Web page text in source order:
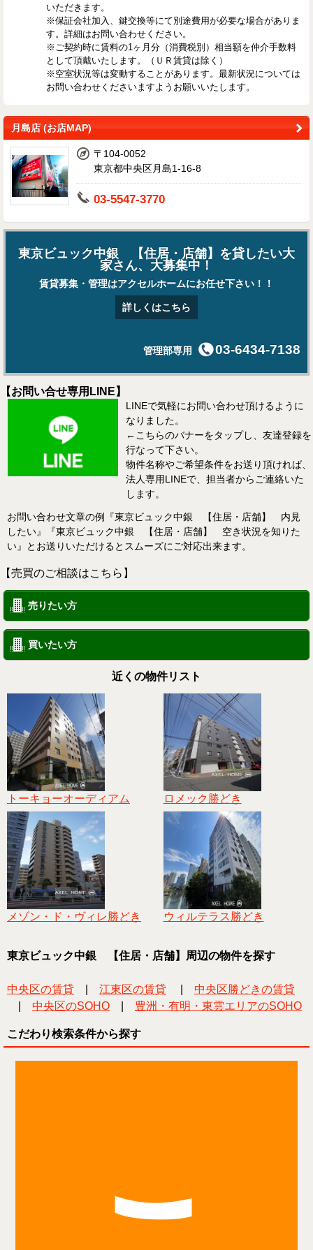
いただきます。
※保証会社加入、鍵交換等にて別途費用が必要な場合がありま
す。詳細はお問い合わせください。
※ご契約時に賃料の1ヶ月分（消費税別）相当額を仲介手数料
として頂戴いたします。（ＵＲ賃貸は除く）
※空室状況等は変動することがあります。最新状況については
お問い合わせくださいますようお願いいたします。
月島店 (お店MAP)
〒104-0052
東京都中央区月島1-16-8
03-5547-3770
東京ビュック中銀 【住居・店舗】を貸したい大
家さん、大募集中！
賃貸募集・管理はアクセルホームにお任せ下さい！！
詳しくはこちら
管理部専用 03-6434-7138
【お問い合せ専用LINE】
LINEで気軽にお問い合わせ頂けるように
なりました。
←こちらのバナーをタップし、友達登録を
行なって下さい。
物件名称やご希望条件をお送り頂ければ、
法人専用LINEで、担当者からご連絡いた
します。
お問い合わせ文章の例『東京ビュック中銀 【住居・店舗】 内見
したい』『東京ビュック中銀 【住居・店舗】 空き状況を知りた
い』とお送りいただけるとスムーズにご対応出来ます。
【売買のご相談はこちら】
売りたい方
買いたい方
近くの物件リスト
トーキョーオーディアム ロメック勝どき
メゾン・ド・ヴィレ勝どき ウィルテラス勝どき
東京ビュック中銀 【住居・店舗】周辺の物件を探す
中央区の賃貸 江東区の賃貸
中央区勝どきの賃貸
中央区のSOHO 豊洲・有明・東雲エリアのSOHO
こだわり検索条件から探す